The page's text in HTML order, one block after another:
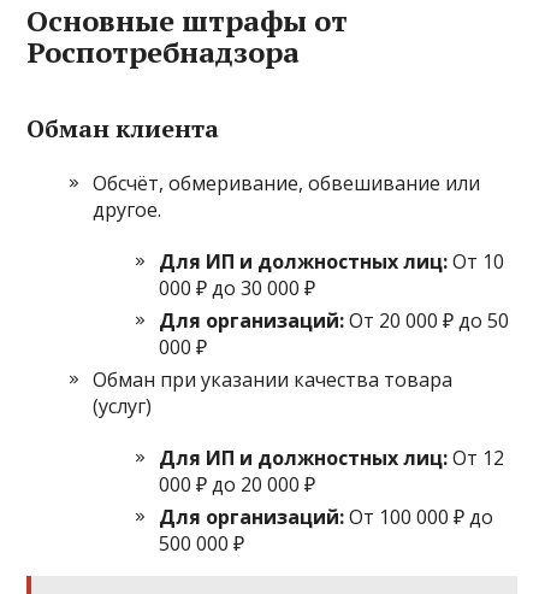
Основные штрафы от
Роспотребнадзора
Обман клиента
Обсчёт, обмеривание, обвешивание или
другое.
Для ИП и должностных лиц:От 10
000 ₽ до 30 000 ₽
Для организаций:От 20 000 ₽ до 50
000 ₽
Обман при указании качества товара
(услуг)
Для ИП и должностных лиц:От 12
000 ₽ до 20 000 ₽
Для организаций:От 100 000 ₽ до
500 000 ₽